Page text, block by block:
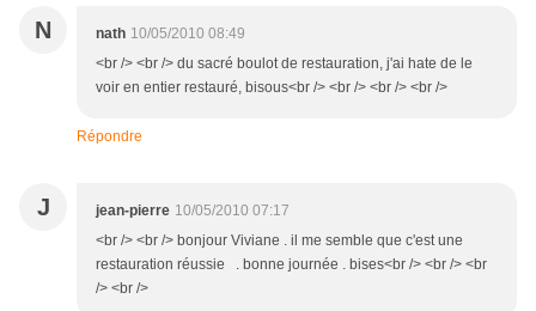
N nath 10/05/2010 08:49
<br /> <br /> du sacré boulot de restauration, j'ai hate de le
voir en entier restauré, bisous<br /> <br /> <br /> <br />
Répondre
J jean-pierre 10/05/2010 07:17
<br /> <br /> bonjour Viviane . il me semble que c'est une
restauration réussie . bonne journée . bises<br /> <br /> <br
/> <br />